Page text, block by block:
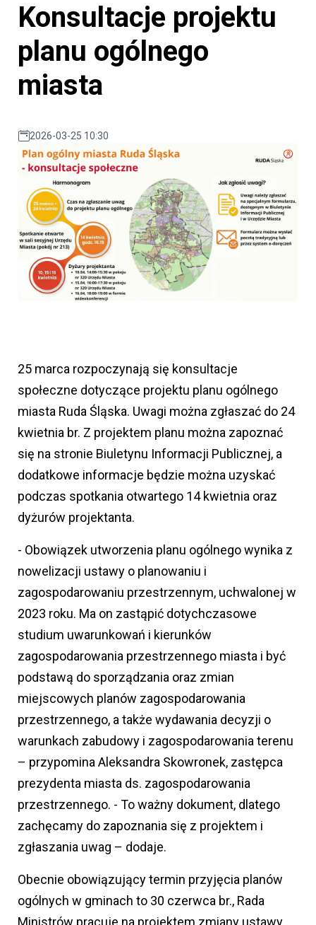
Konsultacje projektu
planu ogólnego
miasta
2026-03-25 10:30
25 marca rozpoczynają się konsultacje
społeczne dotyczące projektu planu ogólnego
miasta Ruda Śląska. Uwagi można zgłaszać do 24
kwietnia br. Z projektem planu można zapoznać
się na stronie Biuletynu Informacji Publicznej, a
dodatkowe informacje będzie można uzyskać
podczas spotkania otwartego 14 kwietnia oraz
dyżurów projektanta.
- Obowiązek utworzenia planu ogólnego wynika z
nowelizacji ustawy o planowaniu i
zagospodarowaniu przestrzennym, uchwalonej w
2023 roku. Ma on zastąpić dotychczasowe
studium uwarunkowań i kierunków
zagospodarowania przestrzennego miasta i być
podstawą do sporządzania oraz zmian
miejscowych planów zagospodarowania
przestrzennego, a także wydawania decyzji o
warunkach zabudowy i zagospodarowania terenu
– przypomina Aleksandra Skowronek, zastępca
prezydenta miasta ds. zagospodarowania
przestrzennego. - To ważny dokument, dlatego
zachęcamy do zapoznania się z projektem i
zgłaszania uwag – dodaje.
Obecnie obowiązujący termin przyjęcia planów
ogólnych w gminach to 30 czerwca br., Rada
Ministrów pracuje na projektem zmiany ustawy